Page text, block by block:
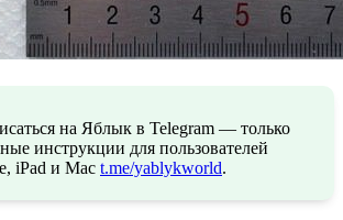
на Яблык в Telegram — только
инструкции для пользователей
iPad и Mac t.me/yablykworld.